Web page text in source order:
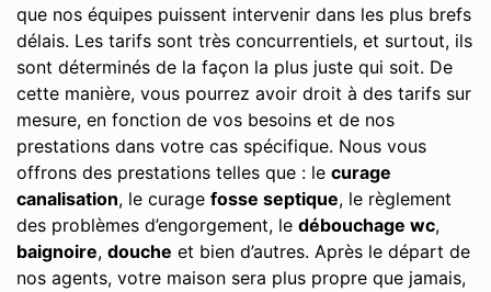
que nos équipes puissent intervenir dans les plus brefs
délais. Les tarifs sont très concurrentiels, et surtout, ils
sont déterminés de la façon la plus juste qui soit. De
cette manière, vous pourrez avoir droit à des tarifs sur
mesure, en fonction de vos besoins et de nos
prestations dans votre cas spécifique. Nous vous
offrons des prestations telles que : le curage
canalisation, le curage fosse septique, le règlement
des problèmes d’engorgement, le débouchage wc,
baignoire, douche et bien d’autres. Après le départ de
nos agents, votre maison sera plus propre que jamais,